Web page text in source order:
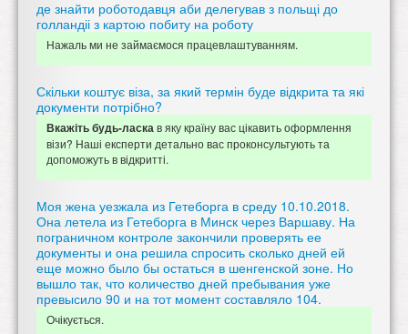
де знайти роботодавця аби делегував з польщі до
голландіі з картою побиту на роботу
Нажаль ми не займаємося працевлаштуванням.
Скільки коштує віза, за який термін буде відкрита та які
документи потрібно?
Вкажіть будь-ласкав яку країну вас цікавить оформлення
візи? Наші експерти детально вас проконсультують та
допоможуть в відкритті.
Моя жена уезжала из Гетеборга в среду 10.10.2018.
Она летела из Гетеборга в Минск через Варшаву. На
пограничном контроле закончили проверять ее
документы и она решила спросить сколько дней ей
еще можно было бы остаться в шенгенской зоне. Но
вышло так, что количество дней пребывания уже
превысило 90 и на тот момент составляло 104.
Очікується.